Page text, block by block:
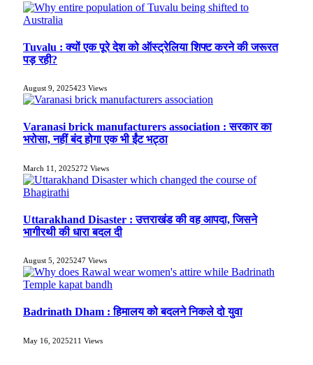
Tuvalu : क्यों एक पूरे देश को ऑस्ट्रेलिया शिफ्ट करने की जरूरत
पड़ रही?
August 9, 2025423 Views
Varanasi brick manufacturers association : सरकार का
भरोसा, नहीं बंद होगा एक भी ईंट भट्ठा
March 11, 2025272 Views
Uttarakhand Disaster : उत्तराखंड की वह आपदा, जिसने
भागीरथी की धारा बदल दी
August 5, 2025247 Views
Badrinath Dham : हिमालय को बदलने निकले दो युवा
May 16, 2025211 Views